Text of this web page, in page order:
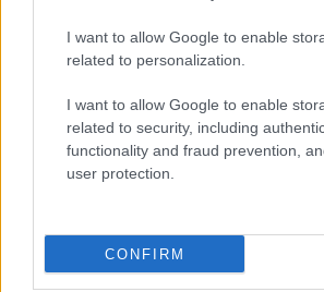
I want to allow Google to enable
related to personalization.
I want to allow Google to enable
related to security, including
functionality and fraud prevention,
user protection.
CONFIRM
ΥΠΕΣ: Προγραμματισμός
Προσλήψεις